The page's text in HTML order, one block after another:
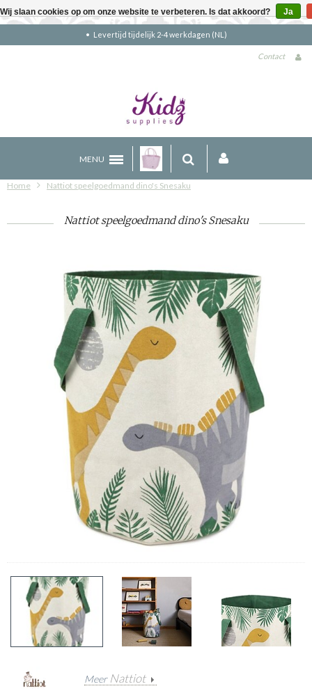
Gratis verzending boven €90 (NL)
Contact
MENU
Home Nattiot speelgoedmand dino's Snesaku
Nattiot speelgoedmand dino's Snesaku
Meer Nattiot
Wij slaan cookies op om onze website te verbeteren. Is dat akkoord? Ja